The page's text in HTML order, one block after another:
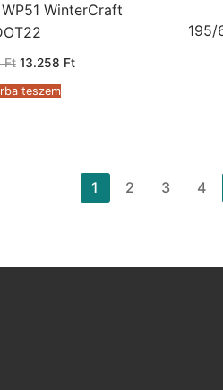
WinterCraft
Ft Original
was:
47.464 Ft.
13.258 FtCurrent
teszem
195/
1 2 3 4